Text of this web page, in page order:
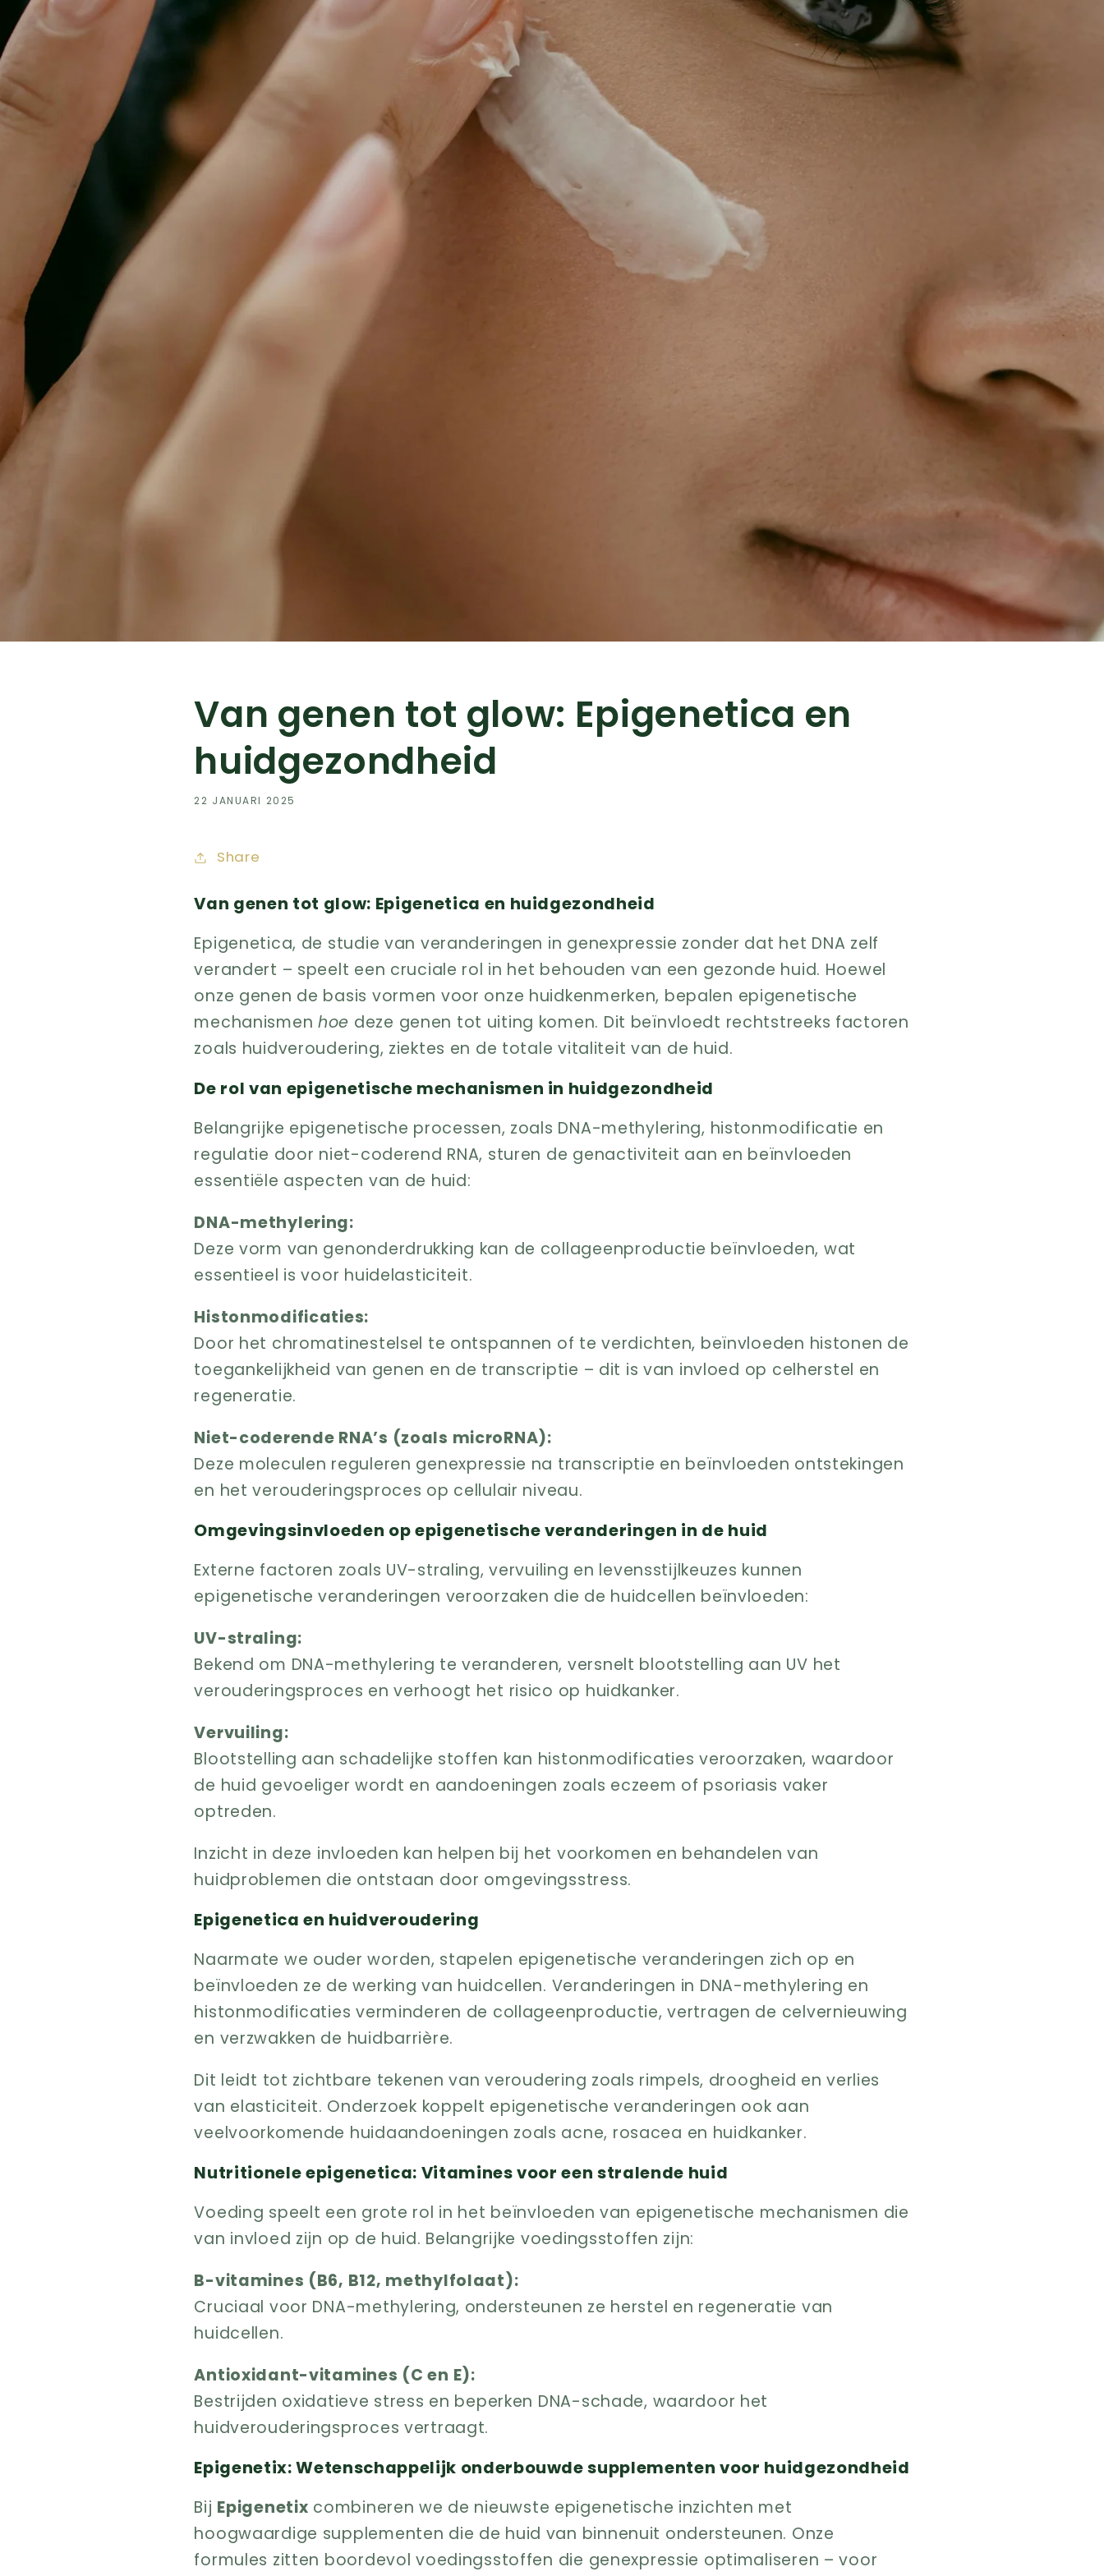
Van genen tot glow: Epigenetica en
huidgezondheid
22 JANUARI 2025
Share
Van genen tot glow: Epigenetica en huidgezondheid
Epigenetica, de studie van veranderingen in genexpressie zonder dat het DNA zelf
verandert – speelt een cruciale rol in het behouden van een gezonde huid. Hoewel
onze genen de basis vormen voor onze huidkenmerken, bepalen epigenetische
mechanismenhoe deze genen tot uiting komen. Dit beïnvloedt rechtstreeks factoren
zoals huidveroudering, ziektes en de totale vitaliteit van de huid.
De rol van epigenetische mechanismen in huidgezondheid
Belangrijke epigenetische processen, zoals DNA-methylering, histonmodificatie en
regulatie door niet-coderend RNA, sturen de genactiviteit aan en beïnvloeden
essentiële aspecten van de huid:
DNA-methylering:
Deze vorm van genonderdrukking kan de collageenproductie beïnvloeden, wat
essentieel is voor huidelasticiteit.
Histonmodificaties:
Door het chromatinestelsel te ontspannen of te verdichten, beïnvloeden histonen de
toegankelijkheid van genen en de transcriptie – dit is van invloed op celherstel en
regeneratie.
Niet-coderende RNA’s (zoals microRNA):
Deze moleculen reguleren genexpressie na transcriptie en beïnvloeden ontstekingen
en het verouderingsproces op cellulair niveau.
Omgevingsinvloeden op epigenetische veranderingen in de huid
Externe factoren zoals UV-straling, vervuiling en levensstijlkeuzes kunnen
epigenetische veranderingen veroorzaken die de huidcellen beïnvloeden:
UV-straling:
Bekend om DNA-methylering te veranderen, versnelt blootstelling aan UV het
verouderingsproces en verhoogt het risico op huidkanker.
Vervuiling:
Blootstelling aan schadelijke stoffen kan histonmodificaties veroorzaken, waardoor
de huid gevoeliger wordt en aandoeningen zoals eczeem of psoriasis vaker
optreden.
Inzicht in deze invloeden kan helpen bij het voorkomen en behandelen van
huidproblemen die ontstaan door omgevingsstress.
Epigenetica en huidveroudering
Naarmate we ouder worden, stapelen epigenetische veranderingen zich op en
beïnvloeden ze de werking van huidcellen. Veranderingen in DNA-methylering en
histonmodificaties verminderen de collageenproductie, vertragen de celvernieuwing
en verzwakken de huidbarrière.
Dit leidt tot zichtbare tekenen van veroudering zoals rimpels, droogheid en verlies
van elasticiteit. Onderzoek koppelt epigenetische veranderingen ook aan
veelvoorkomende huidaandoeningen zoals acne, rosacea en huidkanker.
Nutritionele epigenetica: Vitamines voor een stralende huid
Voeding speelt een grote rol in het beïnvloeden van epigenetische mechanismen die
van invloed zijn op de huid. Belangrijke voedingsstoffen zijn:
B-vitamines (B6, B12, methylfolaat):
Cruciaal voor DNA-methylering, ondersteunen ze herstel en regeneratie van
huidcellen.
Antioxidant-vitamines (C en E):
Bestrijden oxidatieve stress en beperken DNA-schade, waardoor het
huidverouderingsproces vertraagt.
Epigenetix: Wetenschappelijk onderbouwde supplementen voor huidgezondheid
Bij Epigenetix combineren we de nieuwste epigenetische inzichten met
hoogwaardige supplementen die de huid van binnenuit ondersteunen. Onze
formules zitten boordevol voedingsstoffen die genexpressie optimaliseren – voor